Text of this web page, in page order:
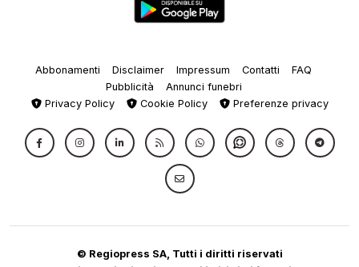
Abbonamenti Disclaimer Impressum Contatti
FAQ
Pubblicità
Annunci funebri
Privacy Policy
Cookie Policy Preferenze privacy
© Regiopress SA, Tutti i diritti riservati